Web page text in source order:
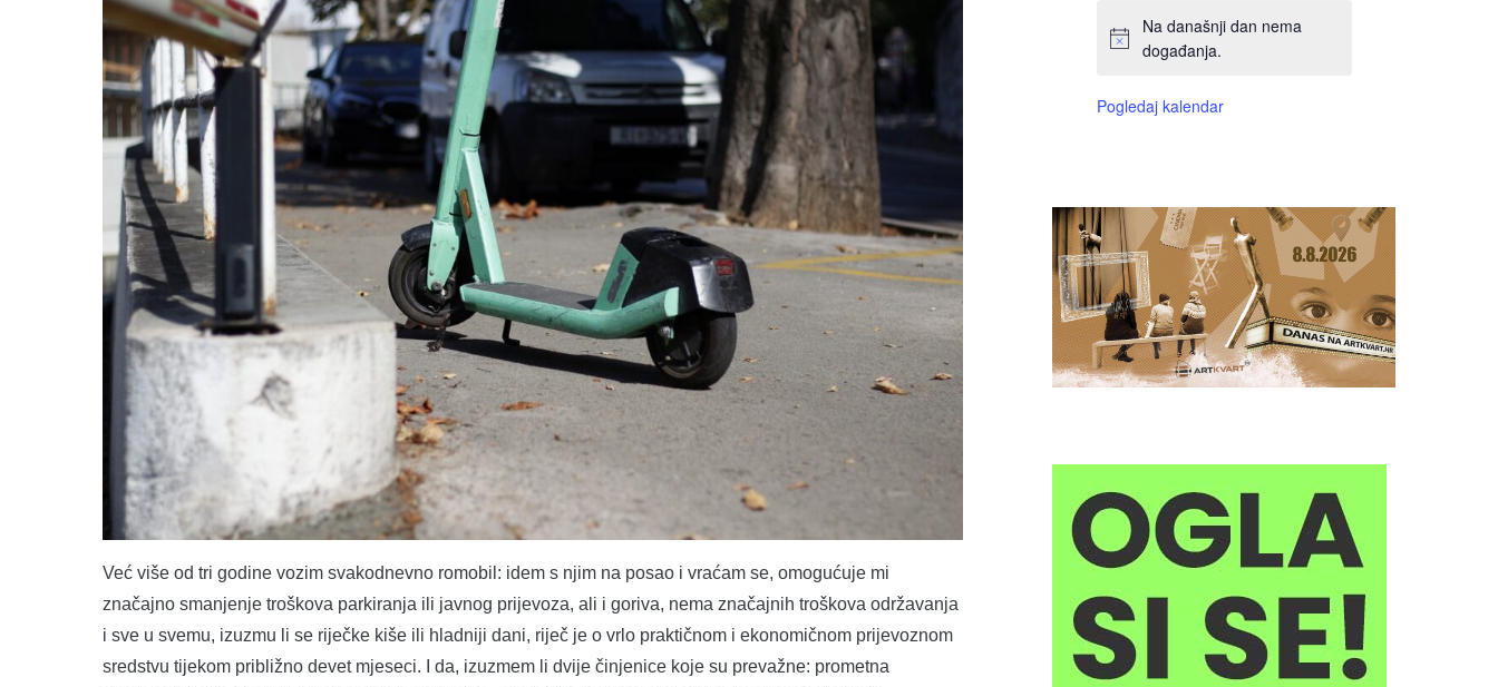
Već više od tri godine vozim svakodnevno romobil: idem s njim na posao i vraćam se, omogućuje mi
značajno smanjenje troškova parkiranja ili javnog prijevoza, ali i goriva, nema značajnih troškova održavanja
i sve u svemu, izuzmu li se riječke kiše ili hladniji dani, riječ je o vrlo praktičnom i ekonomičnom prijevoznom
sredstvu tijekom približno devet mjeseci. I da, izuzmem li dvije činjenice koje su prevažne: prometna
Na današnji dan nema
događanja.
Pogledaj kalendar